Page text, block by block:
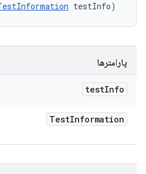
testInfo)
پارامترها
testInfo
TestInformation